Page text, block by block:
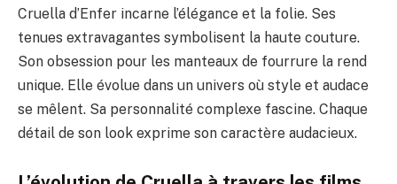
Cruella d’Enfer incarne l’élégance et la folie. Ses
tenues extravagantes symbolisent la haute couture.
Son obsession pour les manteaux de fourrure la rend
unique. Elle évolue dans un univers où style et audace
se mêlent. Sa personnalité complexe fascine. Chaque
détail de son look exprime son caractère audacieux.